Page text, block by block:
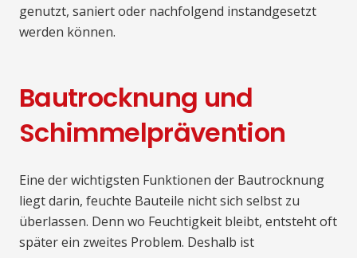
genutzt, saniert oder nachfolgend instandgesetzt
werden können.
Bautrocknung und
Schimmelprävention
Eine der wichtigsten Funktionen der Bautrocknung
liegt darin, feuchte Bauteile nicht sich selbst zu
überlassen. Denn wo Feuchtigkeit bleibt, entsteht oft
später ein zweites Problem. Deshalb ist